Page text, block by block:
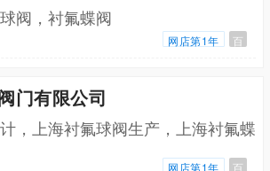
阀，衬氟蝶阀
网店第1年 百
门有限公司
，上海衬氟球阀生产，上海衬氟蝶
网店第1年 百